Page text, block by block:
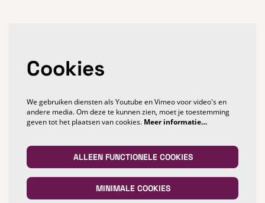
Cookies
We gebruiken diensten als Youtube en Vimeo voor video's en
andere media. Om deze te kunnen zien, moet je toestemming
geven tot het plaatsen van cookies. Meer informatie…
ALLEEN FUNCTIONELE COOKIES
MINIMALE COOKIES